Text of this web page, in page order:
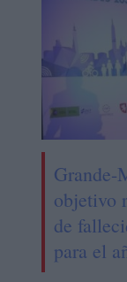
Grande-
objetivo
de
para el